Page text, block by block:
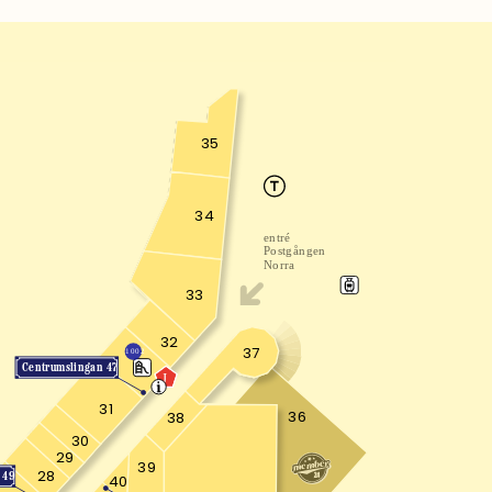
28
29
30
31
32
33
34
35
37
36
38
40
39
entré
Postgången
Norra
Centrumslingan 47
49
J
1002